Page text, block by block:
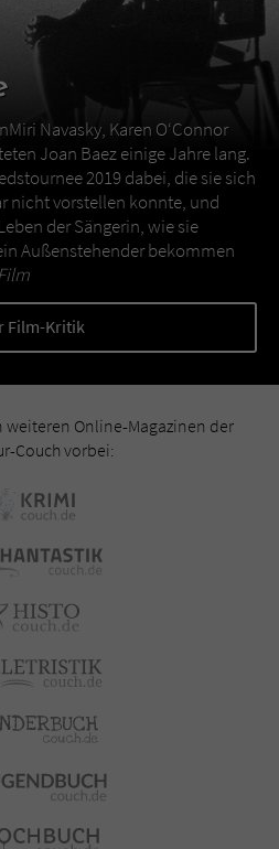
Navasky, Karen O‘Connor
Joan Baez einige Jahre lang.
2019 dabei, die sie sich
nicht vorstellen konnte, und
der Sängerin, wie sie
Außenstehender bekommen
Film-Kritik
weiteren Online-Magazinen der
Couch vorbei: